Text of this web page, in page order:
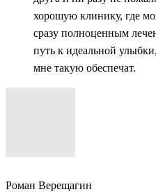
хорошую клинику, где
сразу полноценным
путь к идеальной
мне такую обеспечат.
Роман Верещагин